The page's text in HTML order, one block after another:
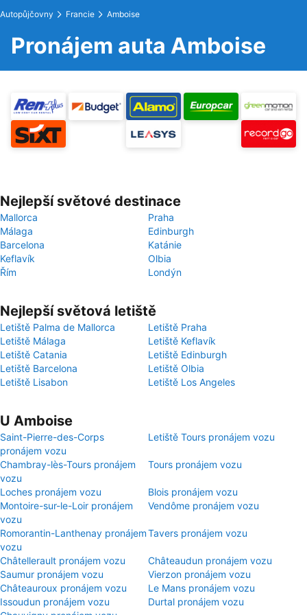
Autopůjčovny Francie Amboise
Pronájem auta Amboise
Nejlepší světové destinace
Mallorca
Praha
Málaga
Edinburgh
Barcelona
Katánie
Keflavík
Olbia
Řím
Londýn
Nejlepší světová letiště
Letiště Palma de Mallorca
Letiště Praha
Letiště Málaga
Letiště Keflavík
Letiště Catania
Letiště Edinburgh
Letiště Barcelona
Letiště Olbia
Letiště Lisabon
Letiště Los Angeles
U Amboise
Saint-Pierre-des-Corps
pronájem vozu
Letiště Tours pronájem vozu
Chambray-lès-Tours pronájem
vozu
Tours pronájem vozu
Loches pronájem vozu
Blois pronájem vozu
Montoire-sur-le-Loir pronájem
vozu
Vendôme pronájem vozu
Romorantin-Lanthenay pronájem
vozu
Tavers pronájem vozu
Châtellerault pronájem vozu
Châteaudun pronájem vozu
Saumur pronájem vozu
Vierzon pronájem vozu
Châteauroux pronájem vozu
Le Mans pronájem vozu
Issoudun pronájem vozu
Durtal pronájem vozu